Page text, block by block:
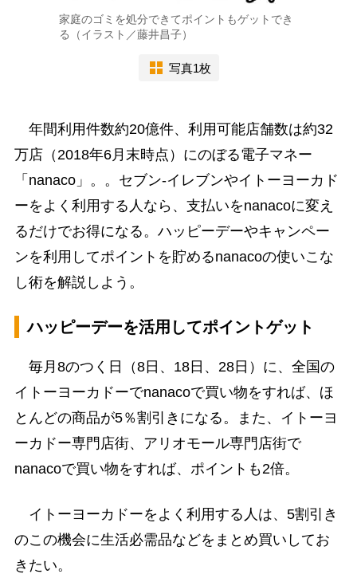
家庭のゴミを処分できてポイントもゲットでき
る（イラスト／藤井昌子）
写真1枚
年間利用件数約20億件、利用可能店舗数は約32
万店（2018年6月末時点）にのぼる電子マネー
「nanaco」。。セブン-イレブンやイトーヨーカド
ーをよく利用する人なら、支払いをnanacoに変え
るだけでお得になる。ハッピーデーやキャンペー
ンを利用してポイントを貯めるnanacoの使いこな
し術を解説しよう。
ハッピーデーを活用してポイントゲット
毎月8のつく日（8日、18日、28日）に、全国の
イトーヨーカドーでnanacoで買い物をすれば、ほ
とんどの商品が5％割引きになる。また、イトーヨ
ーカドー専門店街、アリオモール専門店街で
nanacoで買い物をすれば、ポイントも2倍。
イトーヨーカドーをよく利用する人は、5割引き
のこの機会に生活必需品などをまとめ買いしてお
きたい。